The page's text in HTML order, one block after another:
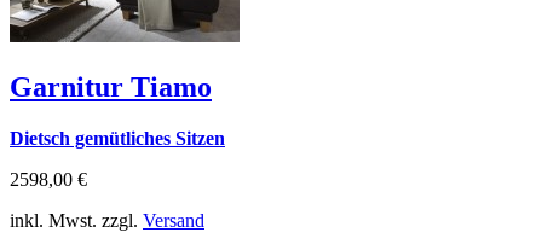
Garnitur Tiamo
Dietsch gemütliches Sitzen
2598,00 €
inkl. Mwst. zzgl. Versand